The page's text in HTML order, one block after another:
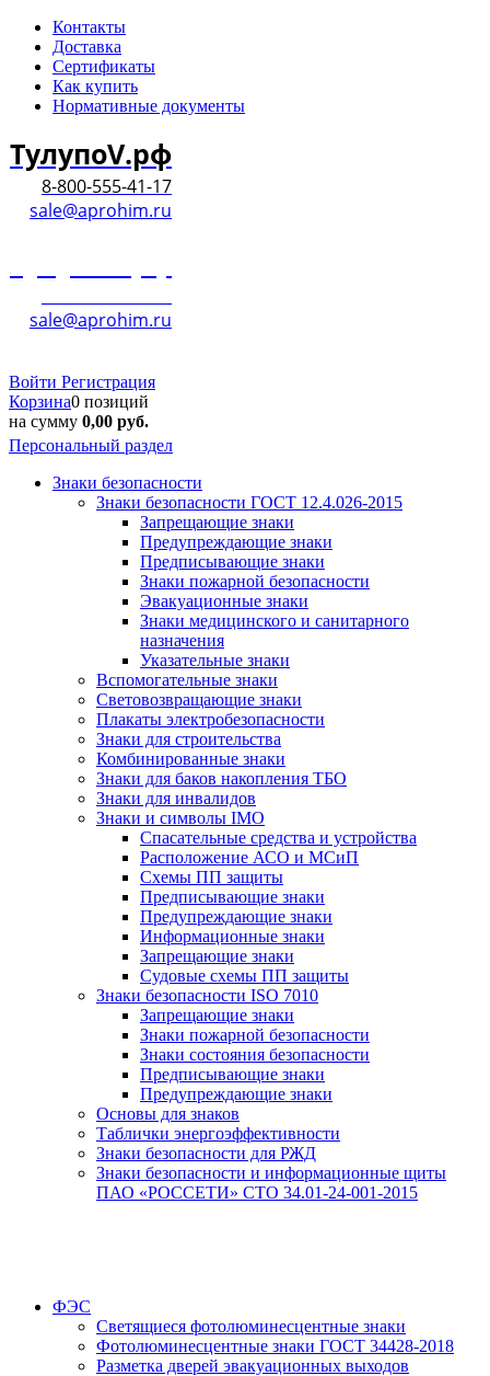
Контакты
Доставка
Сертификаты
Как купить
Нормативные документы
ТулупоV.рф
8-800-555-41-17
sale@aprohim.ru
sale@aprohim.ru
Войти Регистрация
Корзина0 позиций
на сумму 0,00 руб.
Персональный раздел
Знаки безопасности
Знаки безопасности ГОСТ 12.4.026-2015
Запрещающие знаки
Предупреждающие знаки
Предписывающие знаки
Знаки пожарной безопасности
Эвакуационные знаки
Знаки медицинского и санитарного
назначения
Указательные знаки
Вспомогательные знаки
Световозвращающие знаки
Плакаты электробезопасности
Знаки для строительства
Комбинированные знаки
Знаки для баков накопления ТБО
Знаки для инвалидов
Знаки и символы IMO
Спасательные средства и устройства
Расположение АСО и МСиП
Схемы ПП защиты
Предписывающие знаки
Предупреждающие знаки
Информационные знаки
Запрещающие знаки
Судовые схемы ПП защиты
Знаки безопасности ISO 7010
Запрещающие знаки
Знаки пожарной безопасности
Знаки состояния безопасности
Предписывающие знаки
Предупреждающие знаки
Основы для знаков
Таблички энергоэффективности
Знаки безопасности для РЖД
Знаки безопасности и информационные щиты
ПАО «РОССЕТИ» СТО 34.01-24-001-2015
ФЭС
Светящиеся фотолюминесцентные знаки
Фотолюминесцентные знаки ГОСТ 34428-2018
Разметка дверей эвакуационных выходов